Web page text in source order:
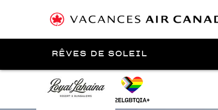
RÊVES DE SOLEIL
Maui